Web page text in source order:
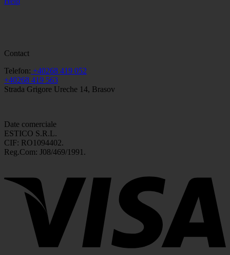
Contact
Telefon: +40268 419 052
+40268 419 563
Strada Grigore Ureche 14, Brasov
Date comerciale
ESTICO S.R.L.
CIF: RO1094402.
Reg.Com: J08/469/1991.